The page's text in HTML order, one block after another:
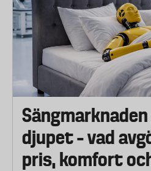
djupet – vad
pris, komfort